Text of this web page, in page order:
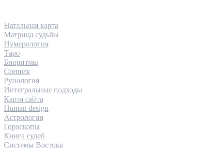
Натальная карта
Матрица судьбы
Нумерология
Таро
Биоритмы
Сонник
Рунология
Интегральные подходы
Карта сайта
Human design
Астрология
Гороскопы
Книга судеб
Системы Востока